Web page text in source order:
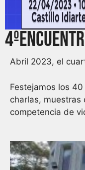
Abril 2023, el
Festejamos los
charlas, muestras
competencia de